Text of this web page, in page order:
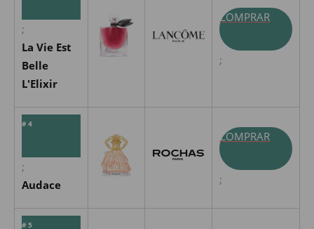
;
La Vie Est
Belle
L'Elixir
COMPRAR
;
# 4
;
Audace
COMPRAR
;
# 5